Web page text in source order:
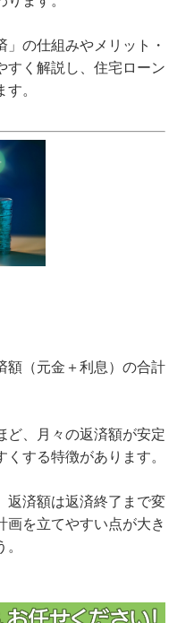
の仕組みやメリット・
すく解説し、住宅ローン
。
額（元金＋利息）の合計
ど、月々の返済額が安定
する特徴があります。
返済額は返済終了まで変
画を立てやすい点が大き